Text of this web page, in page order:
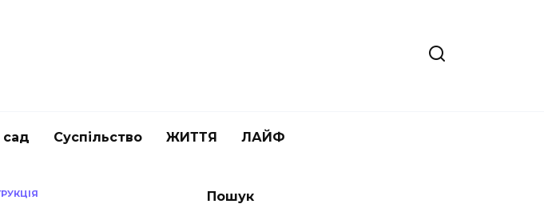
сад Суспільство ЖИТТЯ ЛАЙФ
Пошук